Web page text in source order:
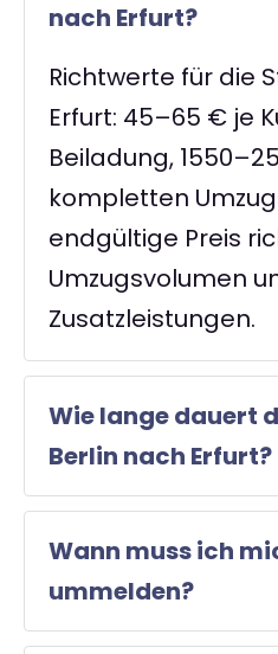
nach Erfurt?
Richtwerte für die
Erfurt: 45–65 € je
Beiladung,
kompletten
endgültige Preis
Umzugsvolumen
Zusatzleistungen.
Wie lange dauert
Berlin nach Erfurt?
Wann muss ich
ummelden?